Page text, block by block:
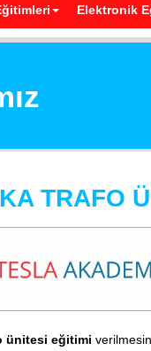
Elektronik
TRAFO
ünitesi eğitimi